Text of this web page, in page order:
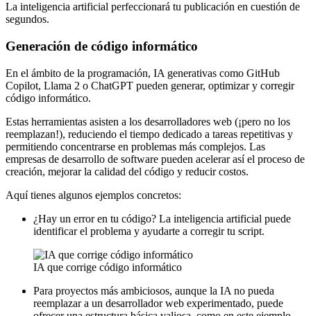
La inteligencia artificial perfeccionará tu publicación en cuestión de
segundos.
Generación de código informático
En el ámbito de la programación, IA generativas como GitHub
Copilot, Llama 2 o ChatGPT pueden generar, optimizar y corregir
código informático.
Estas herramientas asisten a los desarrolladores web (¡pero no los
reemplazan!), reduciendo el tiempo dedicado a tareas repetitivas y
permitiendo concentrarse en problemas más complejos. Las
empresas de desarrollo de software pueden acelerar así el proceso de
creación, mejorar la calidad del código y reducir costos.
Aquí tienes algunos ejemplos concretos:
¿Hay un error en tu código? La inteligencia artificial puede
identificar el problema y ayudarte a corregir tu script.
IA que corrige código informático
Para proyectos más ambiciosos, aunque la IA no pueda
reemplazar a un desarrollador web experimentado, puede